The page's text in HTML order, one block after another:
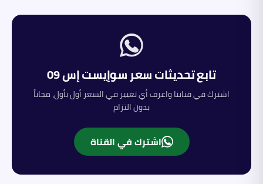
تابع تحديثات سعرسوإيستإس 09
اشترك في قناتنا واعرف أي تغيير في السعر أول بأول، مجاناً
بدون التزام
اشترك في القناة